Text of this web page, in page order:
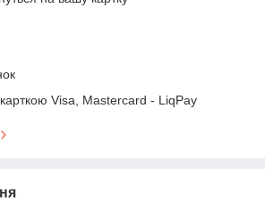
Visa, Mastercard - LiqPay